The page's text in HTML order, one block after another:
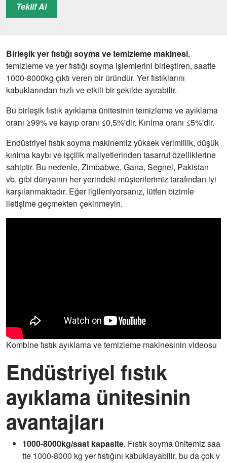
Teklif Al
Birleşik yer fıstığı soyma ve temizleme makinesi,
temizleme ve yer fıstığı soyma işlemlerini birleştiren, saatte
1000-8000kg çıktı veren bir üründür. Yer fıstıklarını
kabuklarından hızlı ve etkili bir şekilde ayırabilir.
Bu birleşik fıstık ayıklama ünitesinin temizleme ve ayıklama
oranı ≥99% ve kayıp oranı ≤0,5%'dir. Kırılma oranı ≤5%'dir.
Endüstriyel fıstık soyma makinemiz yüksek verimlilik, düşük
kırılma kaybı ve işçilik maliyetlerinden tasarruf özelliklerine
sahiptir. Bu nedenle, Zimbabwe, Gana, Segnel, Pakistan
vb. gibi dünyanın her yerindeki müşterilerimiz tarafından iyi
karşılanmaktadır. Eğer ilgileniyorsanız, lütfen bizimle
iletişime geçmekten çekinmeyin.
Kombine fıstık ayıklama ve temizleme makinesinin videosu
Endüstriyel fıstık
ayıklama ünitesinin
avantajları
1000-8000kg/saat kapasite. Fıstık soyma ünitemiz saa
tte 1000-8000 kg yer fıstığını kabuklayabilir, bu da çok v